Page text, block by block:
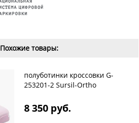
Похожие товары:
полуботинки кроссовки G-
253201-2 Sursil-Ortho
8 350 руб.